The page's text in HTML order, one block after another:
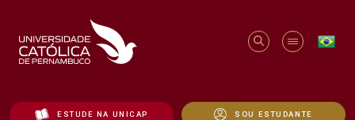
ESTUDE NA UNICAP SOU ESTUDANTE